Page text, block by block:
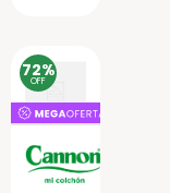
72%
OFF